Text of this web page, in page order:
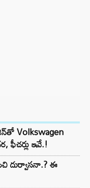
Volkswagen
ఫీచర్లు ఇవే.!
దుర్వాసనా.? ఈ